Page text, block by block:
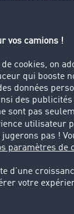
ou de
contenant du
certaine
« La situation
Gunnar
la demande
chaque
de plus